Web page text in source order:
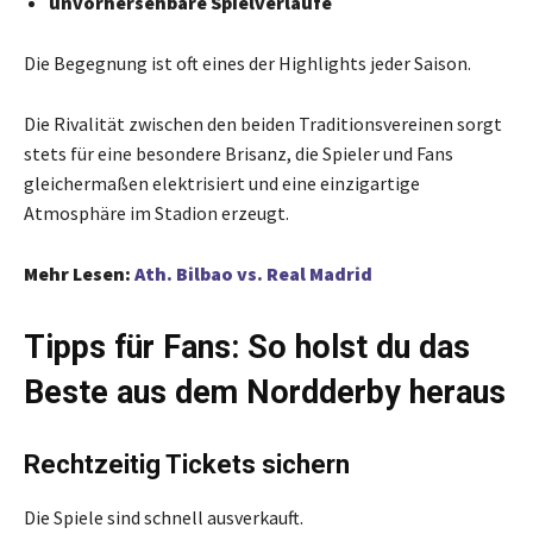
Die Begegnung ist oft eines der Highlights jeder Saison.
Die Rivalität zwischen den beiden Traditionsvereinen sorgt
stets für eine besondere Brisanz, die Spieler und Fans
gleichermaßen elektrisiert und eine einzigartige
Atmosphäre im Stadion erzeugt.
Mehr Lesen: Ath. Bilbao vs. Real Madrid
Tipps für Fans: So holst du das
Beste aus dem Nordderby heraus
Rechtzeitig Tickets sichern
Die Spiele sind schnell ausverkauft.